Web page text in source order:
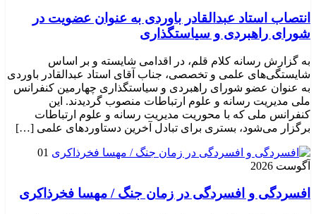
انتصاب استاد عبدالقادر باوردی به عنوان عضویت در
شورای راهبردی و سیاستگذاری
به گزارش رسانه کلام قلم، در اقدامی شایسته و بر اساس
شایستگی‌های علمی و تخصصی، جناب آقای استاد عبدالقادر باوردی
به عنوان عضو شورای راهبردی و سیاستگذاری چهارمین کنفرانس
ملی مدیریت رسانه و علوم ارتباطات منصوب گردیدند. این
کنفرانس ملی که با محوریت مدیریت رسانه و علوم ارتباطات
برگزار می‌شود، بستری برای تبادل آخرین دستاوردهای علمی […]
01
آگوست 2026
افسردگی و افسردگی در زمان جنگ / مهسا فخرذاکری